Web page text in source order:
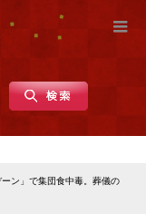
ン」で集団食中毒。葬儀の